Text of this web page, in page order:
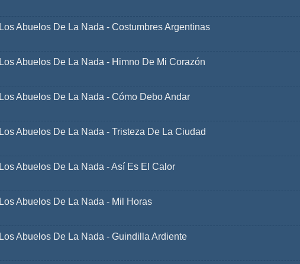
Los Abuelos De La Nada - Costumbres Argentinas
Los Abuelos De La Nada - Himno De Mi Corazón
Los Abuelos De La Nada - Cómo Debo Andar
Los Abuelos De La Nada - Tristeza De La Ciudad
Los Abuelos De La Nada - Así Es El Calor
Los Abuelos De La Nada - Mil Horas
Los Abuelos De La Nada - Guindilla Ardiente